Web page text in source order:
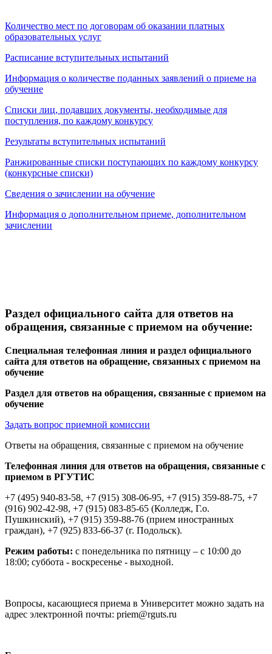
Количество мест по договорам об оказании платных
образовательных услуг
Расписание вступительных испытаний
Информация о количестве поданных заявлений о приеме на
обучение
Списки лиц, подавших документы, необходимые для
поступления, по каждому конкурсу
Результаты вступительных испытаний
Ранжированные списки поступающих по каждому конкурсу
(конкурсные списки)
Сведения о зачислении на обучение
Информация о дополнительном приеме, дополнительном
зачислении
Раздел официального сайта для ответов на
обращения, связанные с приемом на обучение:
Специальная телефонная линия и раздел официального
сайта для ответов на обращение, связанных с приемом на
обучение
Раздел для ответов на обращения, связанные с приемом на
обучение
Задать вопрос приемной комиссии
Ответы на обращения, связанные с приемом на обучение
Телефонная линия для ответов на обращения, связанные с
приемом в РГУТИС
+7 (495) 940-83-58, +7 (915) 308-06-95, +7 (915) 359-88-75, +7
(916) 902-42-98, +7 (915) 083-85-65 (Колледж, Г.о.
Пушкинский), +7 (915) 359-88-76 (прием иностранных
граждан), +7 (925) 833-66-37 (г. Подольск).
Режим работы: с понедельника по пятницу – с 10:00 до
18:00; суббота - воскресенье - выходной.
Вопросы, касающиеся приема в Университет можно задать на
адрес электронной почты: priem@rguts.ru